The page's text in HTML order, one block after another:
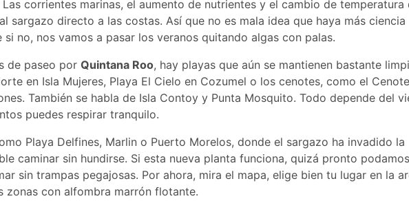
corrientes marinas, el aumento de nutrientes y el cambio de temperatura
sargazo directo a las costas. Así que no es mala idea que haya más ciencia
no, nos vamos a pasar los veranos quitando algas con palas.
de paseo por Quintana Roo, hay playas que aún se mantienen bastante
en Isla Mujeres, Playa El Cielo en Cozumel o los cenotes, como el Cenote
También se habla de Isla Contoy y Punta Mosquito. Todo depende del
puedes respirar tranquilo.
Playa Delfines, Marlin o Puerto Morelos, donde el sargazo ha invadido la
caminar sin hundirse. Si esta nueva planta funciona, quizá pronto podamos
sin trampas pegajosas. Por ahora, mira el mapa, elige bien tu lugar en la
zonas con alfombra marrón flotante.